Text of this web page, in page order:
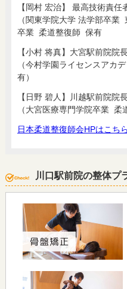
【岡村 宏治】 最高技術責任
（関東学院大学 法学部卒
卒業 柔道整復師 保有
【小村 将真】大宮駅前院院
（今村学園ライセンスアカ
有）
【日野 碧人】川越駅前院院
（大宮医療専門学院卒業 柔
日本柔道整復師会HPはこち
川口駅前院の整体プ